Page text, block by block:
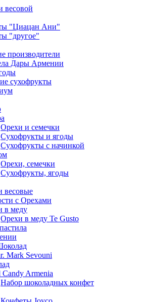
весовой
"Циацан Ани"
"другое"
производители
Дары Армении
сухофрукты
Орехи и семечки
Сухофрукты и ягоды
Сухофрукты с начинкой
Орехи, семечки
Сухофрукты, ягоды
весовые
с Орехами
в меду
Орехи в меду Te Gusto
Mark Sevouni
Candy Armenia
Набор шоколадных конфет